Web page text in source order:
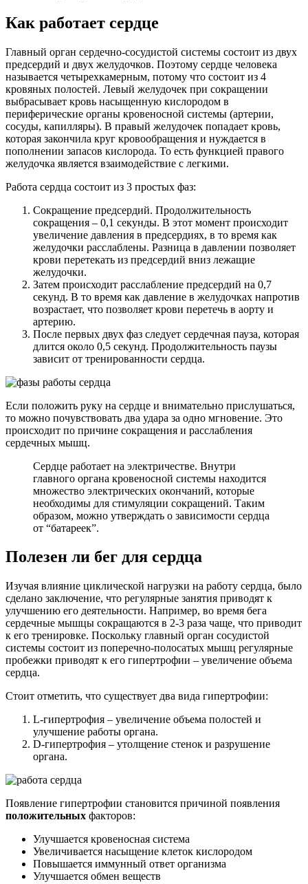
Как работает сердце
Главный орган сердечно-сосудистой системы состоит из двух
предсердий и двух желудочков. Поэтому сердце человека
называется четырехкамерным, потому что состоит из 4
кровяных полостей. Левый желудочек при сокращении
выбрасывает кровь насыщенную кислородом в
периферические органы кровеносной системы (артерии,
сосуды, капилляры). В правый желудочек попадает кровь,
которая закончила круг кровообращения и нуждается в
пополнении запасов кислорода. То есть функцией правого
желудочка является взаимодействие с легкими.
Работа сердца состоит из 3 простых фаз:
Сокращение предсердий. Продолжительность
сокращения – 0,1 секунды. В этот момент происходит
увеличение давления в предсердиях, в то время как
желудочки расслаблены. Разница в давлении позволяет
крови перетекать из предсердий вниз лежащие
желудочки.
Затем происходит расслабление предсердий на 0,7
секунд. В то время как давление в желудочках напротив
возрастает, что позволяет крови перетечь в аорту и
артерию.
После первых двух фаз следует сердечная пауза, которая
длится около 0,5 секунд. Продолжительность паузы
зависит от тренированности сердца.
Если положить руку на сердце и внимательно прислушаться,
то можно почувствовать два удара за одно мгновение. Это
происходит по причине сокращения и расслабления
сердечных мышц.
Сердце работает на электричестве. Внутри
главного органа кровеносной системы находится
множество электрических окончаний, которые
необходимы для стимуляции сокращений. Таким
образом, можно утверждать о зависимости сердца
от “батареек”.
Полезен ли бег для сердца
Изучая влияние циклической нагрузки на работу сердца, было
сделано заключение, что регулярные занятия приводят к
улучшению его деятельности. Например, во время бега
сердечные мышцы сокращаются в 2-3 раза чаще, что приводит
к его тренировке. Поскольку главный орган сосудистой
системы состоит из поперечно-полосатых мышц регулярные
пробежки приводят к его гипертрофии – увеличение объема
сердца.
Стоит отметить, что существует два вида гипертрофии:
L-гипертрофия – увеличение объема полостей и
улучшение работы органа.
D-гипертрофия – утолщение стенок и разрушение
органа.
Появление гипертрофии становится причиной появления
положительных факторов:
Улучшается кровеносная система
Увеличивается насыщение клеток кислородом
Повышается иммунный ответ организма
Улучшается обмен веществ